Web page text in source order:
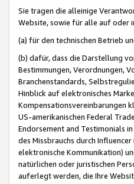
Sie tragen die alleinige
Website, sowie für alle auf oder
(a) für den technischen Betrieb
(b) dafür, dass die Darstellung
Bestimmungen, Verordnungen,
Branchenstandards,
Hinblick auf elektronisches
Kompensationsvereinbarungen
US-amerikanischen Federal
Endorsement and Testimonials
des Missbrauchs durch
elektronische Kommunikation)
natürlichen oder juristischen
auferlegt werden, die Ihre